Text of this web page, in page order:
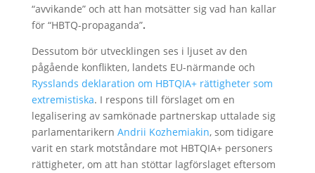
“avvikande” och att han motsätter sig vad han kallar
för “HBTQ-propaganda”.
Dessutom bör utvecklingen ses i ljuset av den
pågående konflikten, landets EU-närmande och
Rysslands deklaration om HBTQIA+ rättigheter som
extremistiska. I respons till förslaget om en
legalisering av samkönade partnerskap uttalade sig
parlamentarikern Andrii Kozhemiakin, som tidigare
varit en stark motståndare mot HBTQIA+ personers
rättigheter, om att han stöttar lagförslaget eftersom